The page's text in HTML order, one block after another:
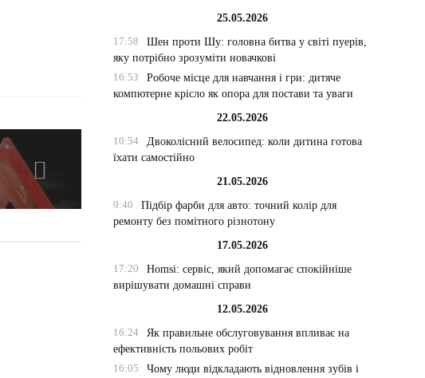
25.05.2026
17:58
Шен проти Шу: головна битва у світі пуерів,
яку потрібно зрозуміти новачкові
16:53
Робоче місце для навчання і гри: дитяче
компютерне крісло як опора для постави та уваги
22.05.2026
10:54
Двоколісний велосипед: коли дитина готова
їхати самостійно
21.05.2026
9:40
Підбір фарби для авто: точний колір для
ремонту без помітного різнотону
17.05.2026
17:20
Homsi: сервіс, який допомагає спокійніше
вирішувати домашні справи
12.05.2026
16:24
Як правильне обслуговування впливає на
ефективність польових робіт
16:05
Чому люди відкладають відновлення зубів і